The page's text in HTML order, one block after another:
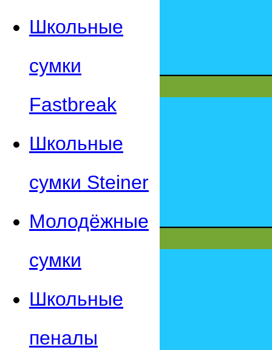
Школьные
сумки
Fastbreak
Школьные
сумки Steiner
Молодёжные
сумки
Школьные
пеналы